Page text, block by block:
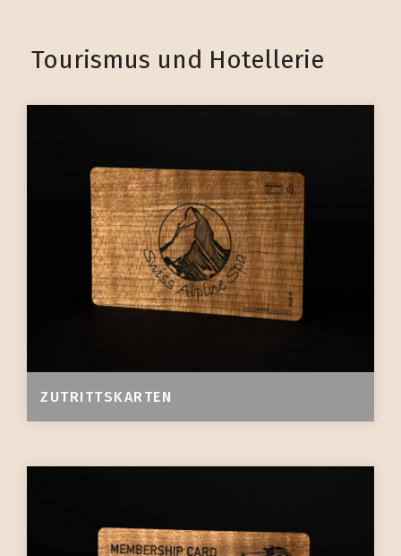
Tourismus und Hotellerie
ZUTRITTSKARTEN